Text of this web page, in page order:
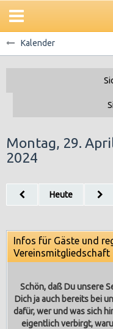
Kalender
Montag, 29.
2024
Heute
Infos für Gäste und
Vereinsmitgliedschaft
Schön, daß Du unsere
Dich ja auch bereits bei
dafür, wer und was sich
eigentlich verbirgt,